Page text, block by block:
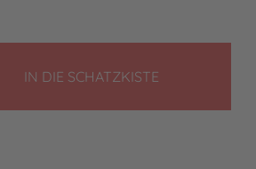
IN DIE SCHATZKISTELEGEN